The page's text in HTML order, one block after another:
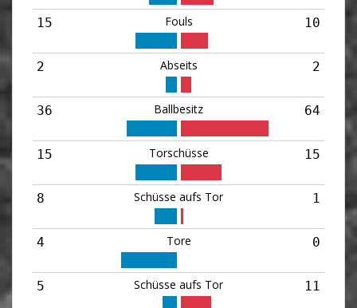
15 Fouls 10
2 Abseits 2
36 Ballbesitz 64
15 Torschüsse 15
8 Schüsse aufs Tor 1
4 Tore 0
5 Schüsse aufs Tor 11